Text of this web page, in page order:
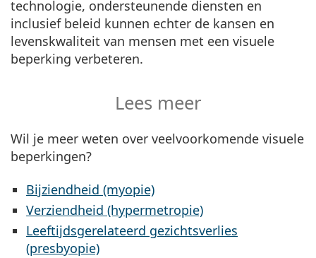
technologie, ondersteunende diensten en
inclusief beleid kunnen echter de kansen en
levenskwaliteit van mensen met een visuele
beperking verbeteren.
Lees meer
Wil je meer weten over veelvoorkomende visuele
beperkingen?
Bijziendheid (myopie)
Verziendheid (hypermetropie)
Leeftijdsgerelateerd gezichtsverlies
(presbyopie)